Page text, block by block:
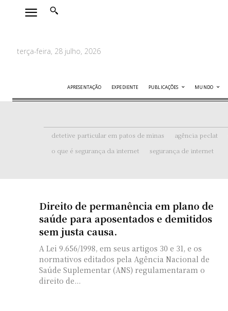
terça-feira, 28 julho, 2026
APRESENTAÇÃO EXPEDIENTE PUBLICAÇÕES MUNDO
detetive particular em patos de minas agência peclat
o que é segurança da internet
segurança de internet
Direito de permanência em plano de
saúde para aposentados e demitidos
sem justa causa.
A Lei 9.656/1998, em seus artigos 30 e 31, e os
normativos editados pela Agência Nacional de
Saúde Suplementar (ANS) regulamentaram o
direito de...